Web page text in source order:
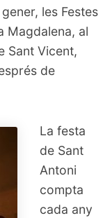
les Festes
Magdalena, al
Sant Vicent,
de
La festa
de Sant
Antoni
compta
cada any